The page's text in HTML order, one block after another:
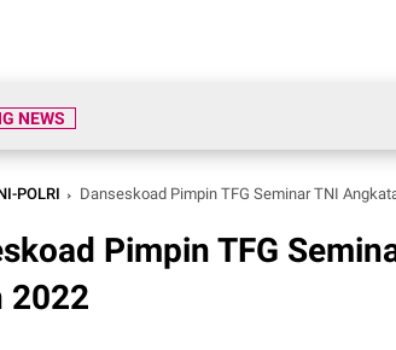
NEWS
POLRI Danseskoad Pimpin TFG Seminar TNI
Pimpin TFG
2022